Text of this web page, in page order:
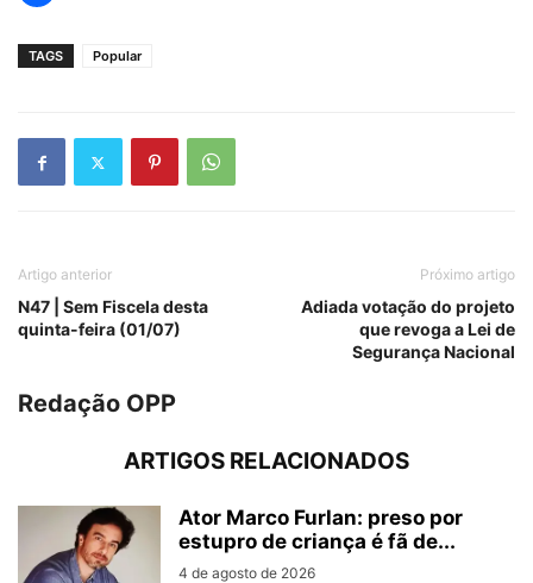
TAGS Popular
Artigo anterior
N47 | Sem Fiscela desta
quinta-feira (01/07)
Próximo artigo
Adiada votação do projeto
que revoga a Lei de
Segurança Nacional
Redação OPP
ARTIGOS RELACIONADOS
Ator Marco Furlan: preso por
estupro de criança é fã de...
4 de agosto de 2026